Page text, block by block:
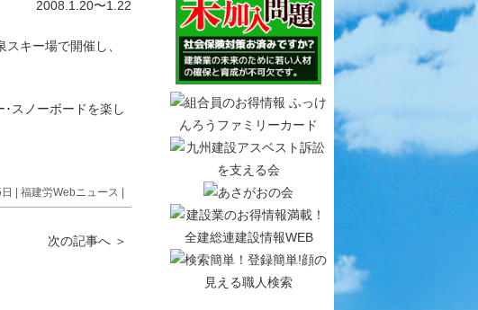
2008.1.20〜1.22
キー場で開催し、
スノーボードを楽し
| 福建労Webニュース
次の記事へ ＞